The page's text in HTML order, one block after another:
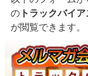
の トラックバイ
が閲覧できます。